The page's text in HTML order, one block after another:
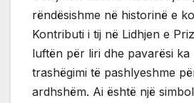
rëndësishme në historinë e
Kontributi i tij në Lidhjen e
luftën për liri dhe pavarësi ka
trashëgimi të pashlyeshme
ardhshëm. Ai është një